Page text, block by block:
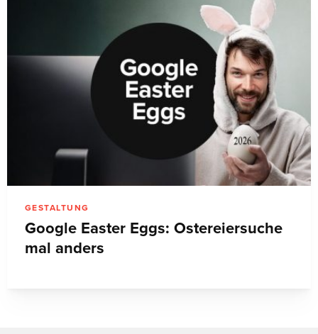
GESTALTUNG
Google Easter Eggs: Ostereiersuche
mal anders